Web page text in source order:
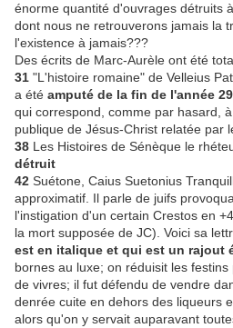
énorme quantité d'ouvrages détruits
dont nous ne retrouverons jamais la
l'existence à jamais???
Des écrits de Marc-Aurèle ont été
31 "L'histoire romaine" de Velleius
a été amputé de la fin de l'année
qui correspond, comme par hasard,
publique de Jésus-Christ relatée par
38 Les Histoires de Sénèque le
détruit
42 Suétone, Caius Suetonius
approximatif. Il parle de juifs
l'instigation d'un certain Crestos en
la mort supposée de JC). Voici sa
est en italique et qui est un rajout
bornes au luxe; on réduisit les
de vivres; il fut défendu de vendre
denrée cuite en dehors des liqueurs
alors qu'on y servait auparavant